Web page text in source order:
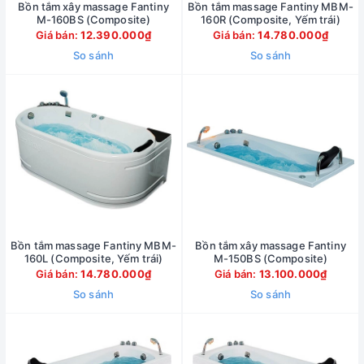
Bồn tắm xây massage Fantiny
M-160BS (Composite)
Giá bán:12.390.000₫
So sánh
Bồn tắm massage Fantiny MBM-
160R (Composite, Yếm trái)
Giá bán:14.780.000₫
So sánh
Bồn tắm massage Fantiny MBM-
160L (Composite, Yếm trái)
Giá bán:14.780.000₫
So sánh
Bồn tắm xây massage Fantiny
M-150BS (Composite)
Giá bán: 13.100.000₫
So sánh